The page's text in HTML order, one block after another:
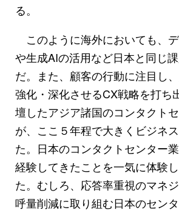
る。
このように海外においても、
や生成AIの活用など日本と同じ
だ。また、顧客の行動に注目し
強化・深化させるCX戦略を打ち
壇したアジア諸国のコンタクト
が、ここ５年程で大きくビジネ
た。日本のコンタクトセンター
経験してきたことを一気に体験
た。むしろ、応答率重視のマネジ
呼量削減に取り組む日本のセン